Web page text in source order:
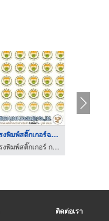
โรงพิมพ์สติ๊กเกอร์ฉล ...
โรงพิมพ์สติ๊กเกอร์ กรุงเทพ - บูทีค เลเบล
ติดต่อเรา